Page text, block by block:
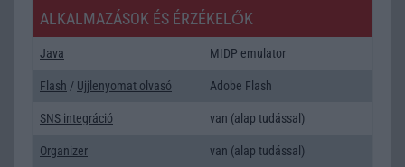
ALKALMAZÁSOK ÉS ÉRZÉKELŐK
Java MIDP emulator
Flash / Ujjlenyomat olvasó Adobe Flash
SNS integráció van (alap tudással)
Organizer van (alap tudással)